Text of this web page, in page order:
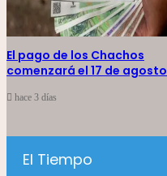
El pago de los Chachos
comenzará el 17 de agosto
hace 3 días
El Tiempo